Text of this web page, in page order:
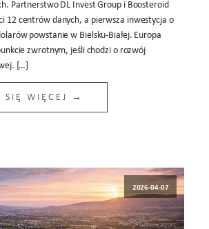
Partnerstwo DL Invest Group i Boosteroid
12 centrów danych, a pierwsza inwestycja o
powstanie w Bielsku-Białej. Europa
zwrotnym, jeśli chodzi o rozwój
[…]
SIĘ WIĘCEJ →
2026-04-07